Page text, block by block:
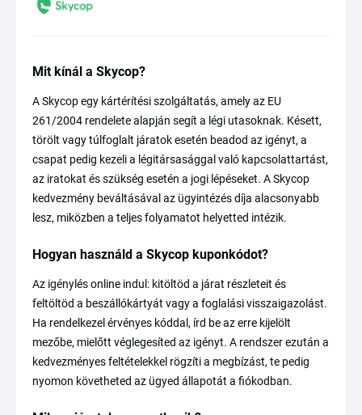
Mit kínál a Skycop?
A Skycop egy kártérítési szolgáltatás, amely az EU
261/2004 rendelete alapján segít a légi utasoknak. Késett,
törölt vagy túlfoglalt járatok esetén beadod az igényt, a
csapat pedig kezeli a légitársasággal való kapcsolattartást,
az iratokat és szükség esetén a jogi lépéseket. A Skycop
kedvezmény beváltásával az ügyintézés díja alacsonyabb
lesz, miközben a teljes folyamatot helyetted intézik.
Hogyan használd a Skycop kuponkódot?
Az igénylés online indul: kitöltöd a járat részleteit és
feltöltöd a beszállókártyát vagy a foglalási visszaigazolást.
Ha rendelkezel érvényes kóddal, írd be az erre kijelölt
mezőbe, mielőtt véglegesíted az igényt. A rendszer ezután a
kedvezményes feltételekkel rögzíti a megbízást, te pedig
nyomon követheted az ügyed állapotát a fiókodban.